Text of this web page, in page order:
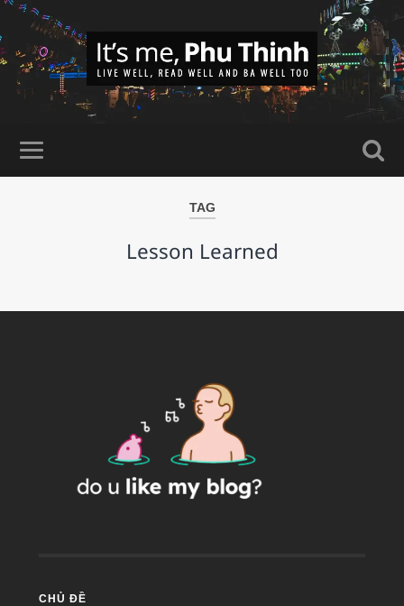
TAG
Lesson Learned
CHỦ ĐỀ